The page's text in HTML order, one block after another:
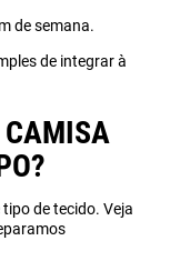
de semana.
de integrar à
CAMISA
de tecido. Veja